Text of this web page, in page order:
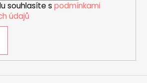
souhlasíte s podmínkami
údajů